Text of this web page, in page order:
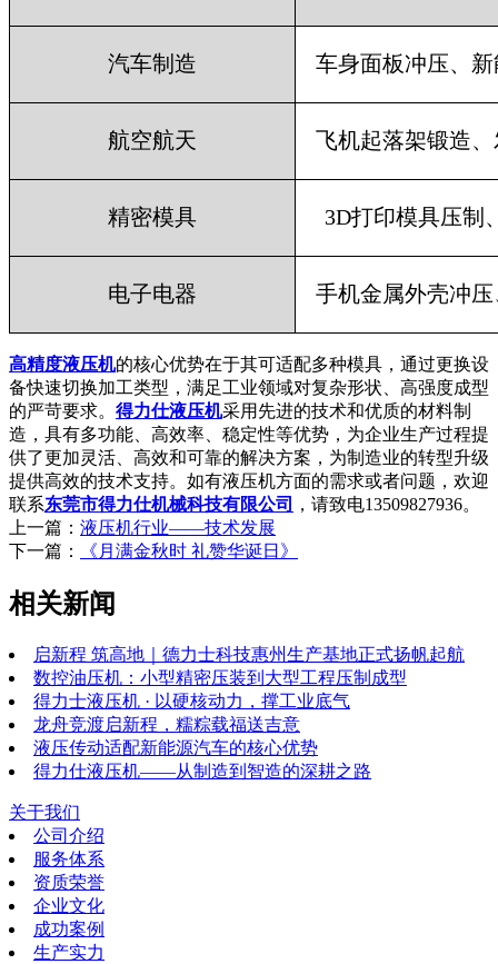
汽车制造 车身面板冲压、
航空航天 飞机起落架锻造
精密模具 3D打印模具压制
电子电器 手机金属外壳冲
高精度液压机的核心优势在于其可适配多种模具，通过更换设
备快速切换加工类型，满足工业领域对复杂形状、高强度成型
的严苛要求‌。 得力仕液压机采用先进的技术和优质的材料制
造，具有多功能、高效率、稳定性等优势，为企业生产过程提
供了更加灵活、高效和可靠的解决方案，为制造业的转型升级
提供高效的技术支持。如有液压机方面的需求或者问题，欢迎
联系东莞市得力仕机械科技有限公司
，请致电13509827936。
上一篇： 液压机行业——技术发展
下一篇：
《月满金秋时 礼赞华诞日》
相关新闻
启新程 筑高地｜德力士科技惠州生产基地正式扬帆起航
数控油压机：小型精密压装到大型工程压制成型
得力士液压机 · 以硬核动力，撑工业底气
龙舟竞渡启新程，糯粽载福送吉意
液压传动适配新能源汽车的核心优势
得力仕液压机——从制造到智造的深耕之路
关于我们
公司介绍
服务体系
资质荣誉
企业文化
成功案例
生产实力